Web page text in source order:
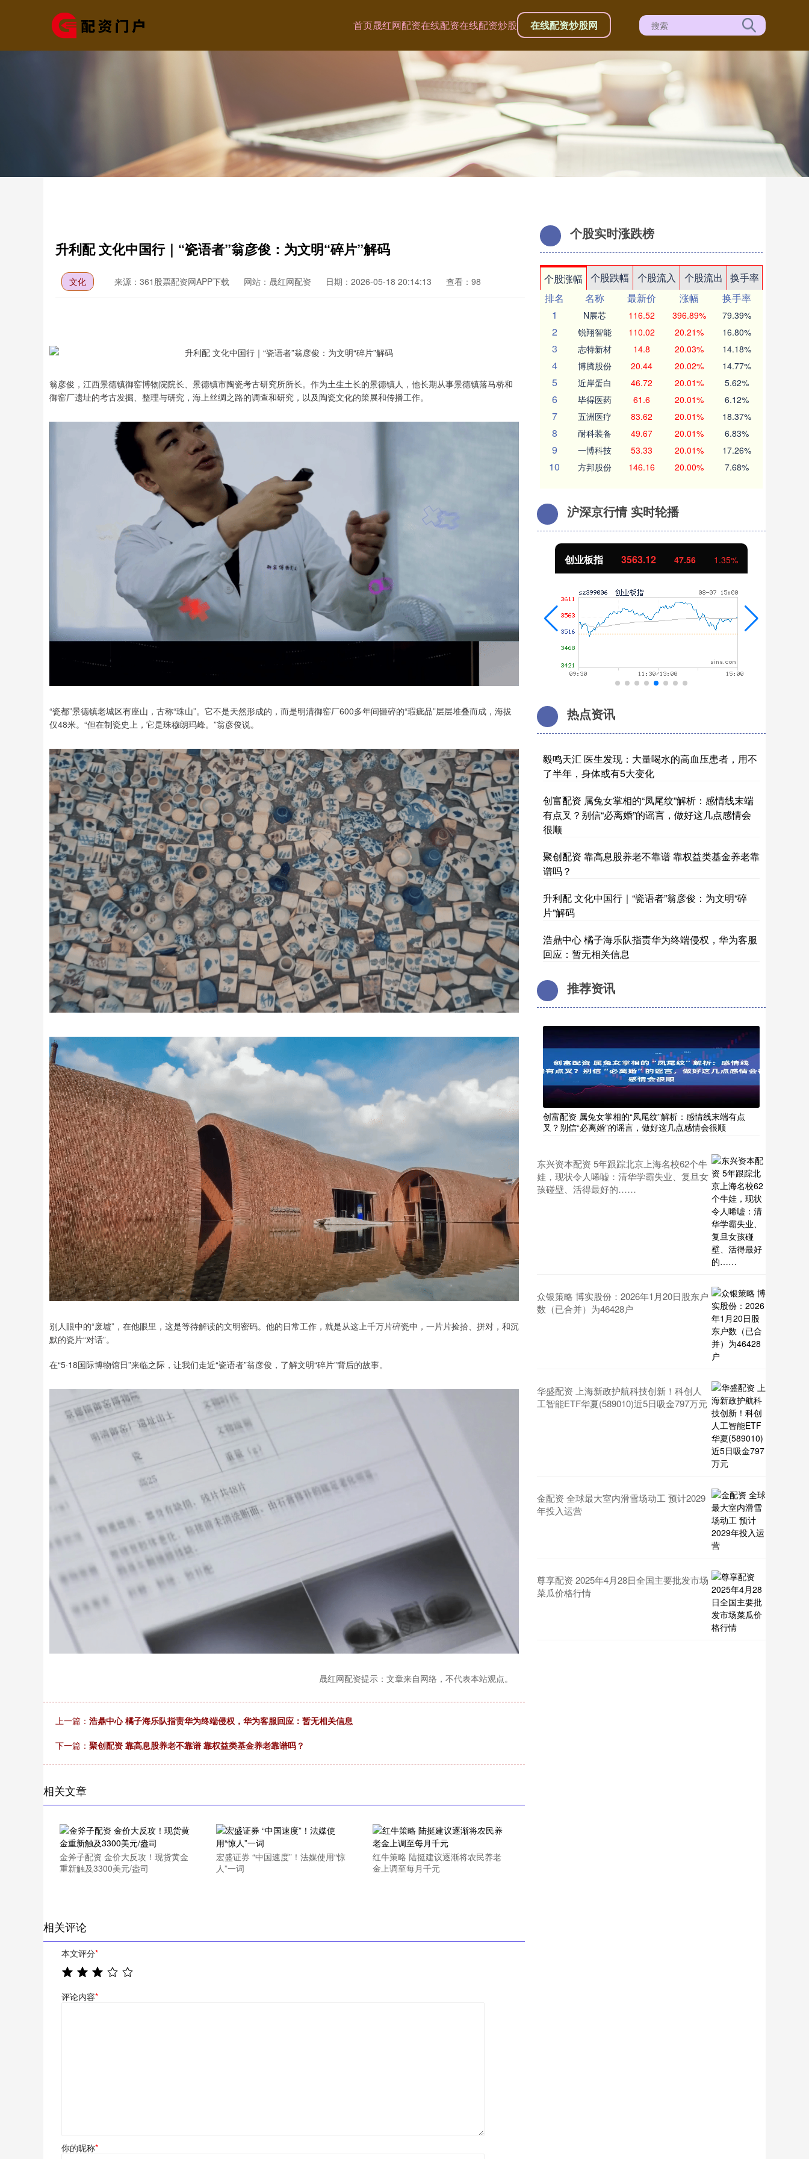
首页晟红网配资在线配资在线配资炒股 在线配资炒股网
升利配 文化中国行｜“瓷语者”翁彦俊：为文明“碎片”解码
文化 来源：361股票配资网APP下载 网站：晟红网配资 日期：2026-05-18 20:14:13 查看：98
翁彦俊，江西景德镇御窑博物院院长、景德镇市陶瓷考古研究所所长。作为土生土长的景德镇人，他长期从事景德镇落马桥和
御窑厂遗址的考古发掘、整理与研究，海上丝绸之路的调查和研究，以及陶瓷文化的策展和传播工作。
“瓷都”景德镇老城区有座山，古称“珠山”。它不是天然形成的，而是明清御窑厂600多年间砸碎的“瑕疵品”层层堆叠而成，海拔
仅48米。“但在制瓷史上，它是珠穆朗玛峰。”翁彦俊说。
别人眼中的“废墟”，在他眼里，这是等待解读的文明密码。他的日常工作，就是从这上千万片碎瓷中，一片片捡拾、拼对，和沉
默的瓷片“对话”。
在“5·18国际博物馆日”来临之际，让我们走近“瓷语者”翁彦俊，了解文明“碎片”背后的故事。
晟红网配资提示：文章来自网络，不代表本站观点。
上一篇： 浩鼎中心 橘子海乐队指责华为终端侵权，华为客服回应：暂无相关信息
下一篇： 聚创配资 靠高息股养老不靠谱 靠权益类基金养老靠谱吗？
相关文章
金斧子配资 金价大反攻！现货黄金
重新触及3300美元/盎司
宏盛证券 “中国速度”！法媒使用“惊
人”一词
红牛策略 陆挺建议逐渐将农民养老
金上调至每月千元
相关评论
本文评分*
评论内容*
你的昵称*
个股实时涨跌榜
个股涨幅 个股跌幅 个股流入 个股流出
换手率
排名
名称 最新价 涨幅
换手率
1
N展芯 116.52 396.89% 79.39%
2 锐翔智能 110.02 20.21% 16.80%
3 志特新材 14.8 20.03% 14.18%
4 博腾股份 20.44 20.02% 14.77%
5 近岸蛋白 46.72 20.01% 5.62%
6 毕得医药 61.6 20.01% 6.12%
7 五洲医疗 83.62 20.01% 18.37%
8 耐科装备 49.67 20.01% 6.83%
9 一博科技 53.33 20.01% 17.26%
10 方邦股份 146.16 20.00% 7.68%
沪深京行情 实时轮播
北证50 1134.24 11.37 1.01% 创业板指 基金指数 7242.10 12.30 0.17%
热点资讯
毅鸣天汇 医生发现：大量喝水的高血压患者，用不
了半年，身体或有5大变化
创富配资 属兔女掌相的“凤尾纹”解析：感情线末端
有点叉？别信“必离婚”的谣言，做好这几点感情会
很顺
聚创配资 靠高息股养老不靠谱 靠权益类基金养老靠
谱吗？
升利配 文化中国行｜“瓷语者”翁彦俊：为文明“碎
片”解码
浩鼎中心 橘子海乐队指责华为终端侵权，华为客服
回应：暂无相关信息
推荐资讯
创富配资 属兔女掌相的“凤尾纹”解析：感情线末端有点
叉？别信“必离婚”的谣言，做好这几点感情会很顺
东兴资本配资 5年跟踪北京上海名校62个牛
娃，现状令人唏嘘：清华学霸失业、复旦女
孩碰壁、活得最好的……
众银策略 博实股份：2026年1月20日股东户
数（已合并）为46428户
华盛配资 上海新政护航科技创新！科创人
工智能ETF华夏(589010)近5日吸金797万元
金配资 全球最大室内滑雪场动工 预计2029
年投入运营
尊享配资 2025年4月28日全国主要批发市场
菜瓜价格行情